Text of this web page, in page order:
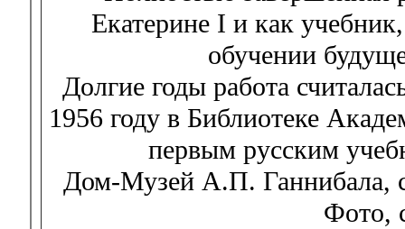
Екатерине I и как
обучении
Долгие годы работа
1956 году в Библиотеке
первым русским
Дом-Музей А.П. Ганнибала,
Фото,